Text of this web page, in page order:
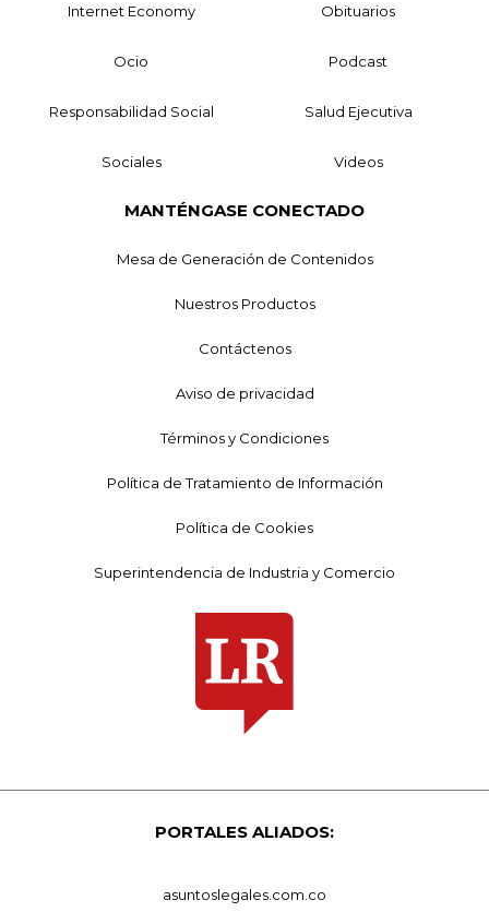
Internet Economy Obituarios
Ocio Podcast
Responsabilidad Social Salud Ejecutiva
Sociales Videos
MANTÉNGASE CONECTADO
Mesa de Generación de Contenidos
Nuestros Productos
Contáctenos
Aviso de privacidad
Términos y Condiciones
Política de Tratamiento de Información
Política de Cookies
Superintendencia de Industria y Comercio
PORTALES ALIADOS:
asuntoslegales.com.co